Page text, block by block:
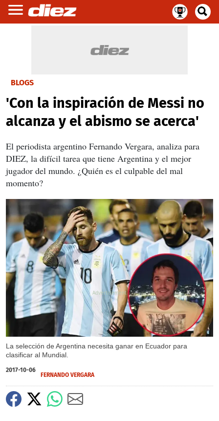
BLOGS
'Con la inspiración de Messi no
alcanza y el abismo se acerca'
El periodista argentino Fernando Vergara, analiza para
DIEZ, la difícil tarea que tiene Argentina y el mejor
jugador del mundo. ¿Quién es el culpable del mal
momento?
La selección de Argentina necesita ganar en Ecuador para
clasificar al Mundial.
X
2017-10-06
FERNANDO VERGARA